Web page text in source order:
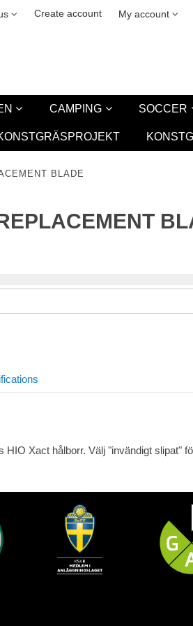
Create account My account
CAMPING SOCCER
BLADE
HIO Xact hålborr. Välj "invändigt slipat"